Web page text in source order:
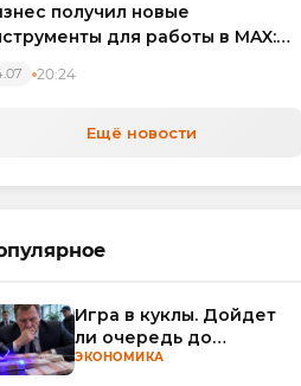
получил новые
для работы в MAX:
обработку
20:24
Ещё новости
Игра в куклы. Дойдет
ли очередь до
Миллера?
ЭКОНОМИКА